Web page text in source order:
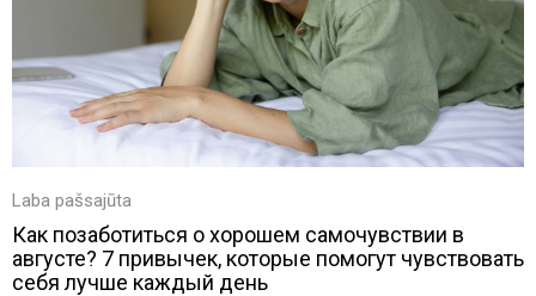
Laba pašsajūta
Как позаботиться о хорошем самочувствии в
августе? 7 привычек, которые помогут чувствовать
себя лучше каждый день